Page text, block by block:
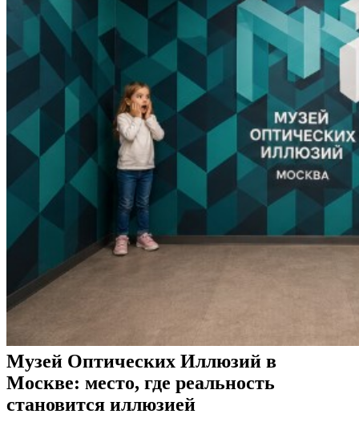
Музей Оптических Иллюзий в
Москве: место, где реальность
становится иллюзией